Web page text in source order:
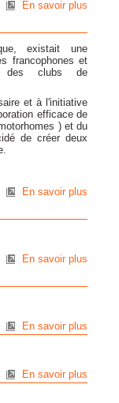
En savoir plus
existait une
francophones et
des clubs de
et à l'initiative
efficace de
) et du
de créer deux
En savoir plus
En savoir plus
En savoir plus
En savoir plus